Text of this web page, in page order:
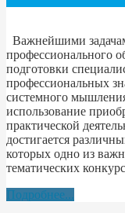
Важнейшими
профессионального
подготовки
профессиональных
системного
использование
практической
достигается
которых одно из
тематических
Подробнее...